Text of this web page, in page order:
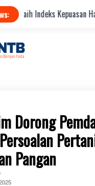
Kepuasan Haji Tertinggi
Dorong
Pangan